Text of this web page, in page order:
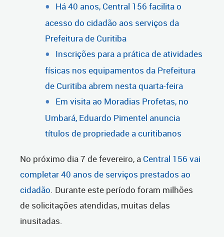
Há 40 anos, Central 156 facilita o
acesso do cidadão aos serviços da
Prefeitura de Curitiba
Inscrições para a prática de atividades
físicas nos equipamentos da Prefeitura
de Curitiba abrem nesta quarta-feira
Em visita ao Moradias Profetas, no
Umbará, Eduardo Pimentel anuncia
títulos de propriedade a curitibanos
No próximo dia 7 de fevereiro, a Central 156 vai
completar 40 anos de serviços prestados ao
cidadão. Durante este período foram milhões
de solicitações atendidas, muitas delas
inusitadas.